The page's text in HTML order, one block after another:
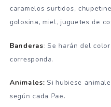
caramelos surtidos,
golosina, miel, juguetes de
Banderas: Se harán del
corresponda.
Animales: Si hubiese
según cada Pae.